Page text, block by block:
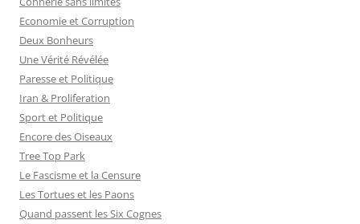
Economie et Corruption
Deux Bonheurs
Une Vérité Révélée
Paresse et Politique
Iran & Proliferation
Sport et Politique
Encore des Oiseaux
Tree Top Park
Le Fascisme et la Censure
Les Tortues et les Paons
Quand passent les Six Cognes